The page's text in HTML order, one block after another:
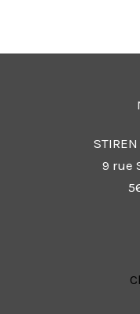
STIREN
9 rue